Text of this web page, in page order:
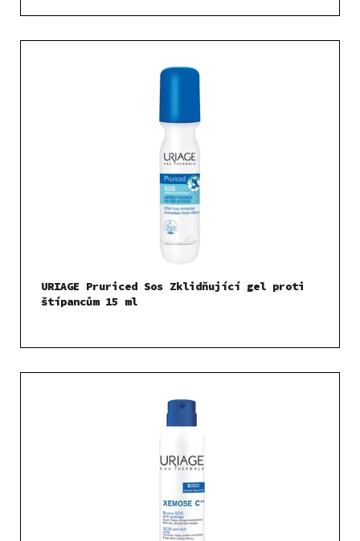
URIAGE Pruriced Sos Zklidňující gel proti
štípancům 15 ml